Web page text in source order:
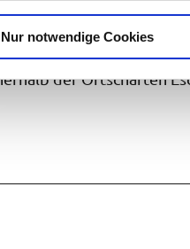
Nur notwendige Cookies
Sohle..
der Ortschaften